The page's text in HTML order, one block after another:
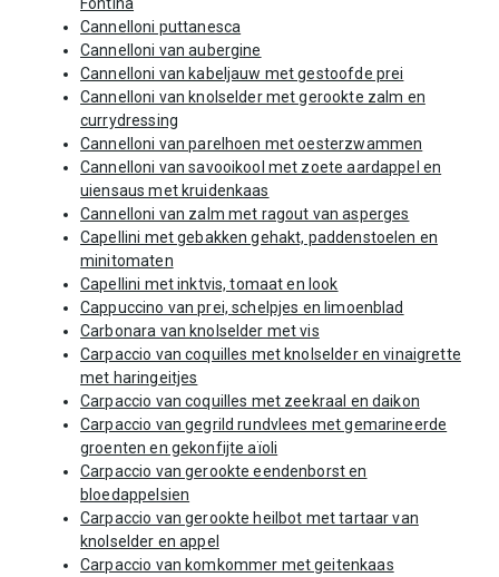
Cannelloni puttanesca
Cannelloni van aubergine
Cannelloni van kabeljauw met gestoofde prei
Cannelloni van knolselder met gerookte zalm en
currydressing
Cannelloni van parelhoen met oesterzwammen
Cannelloni van savooikool met zoete aardappel en
uiensaus met kruidenkaas
Cannelloni van zalm met ragout van asperges
Capellini met gebakken gehakt, paddenstoelen en
minitomaten
Capellini met inktvis, tomaat en look
Cappuccino van prei, schelpjes en limoenblad
Carbonara van knolselder met vis
Carpaccio van coquilles met knolselder en vinaigrette
met haringeitjes
Carpaccio van coquilles met zeekraal en daikon
Carpaccio van gegrild rundvlees met gemarineerde
groenten en gekonfijte aïoli
Carpaccio van gerookte eendenborst en
bloedappelsien
Carpaccio van gerookte heilbot met tartaar van
knolselder en appel
Carpaccio van komkommer met geitenkaas